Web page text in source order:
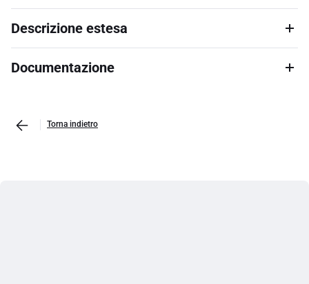
Descrizione estesa
Documentazione
Torna indietro